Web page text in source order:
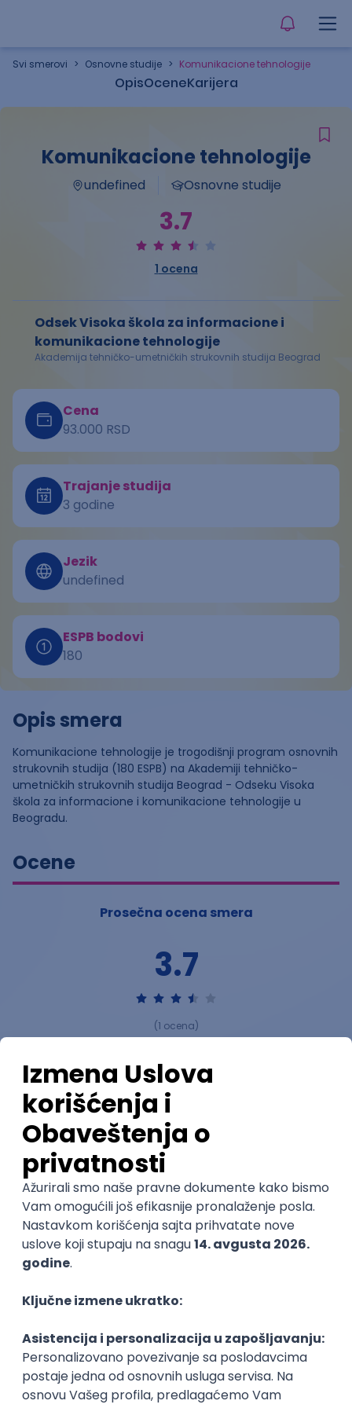
Svi smerovi > Osnovne studije > Komunikacione tehnologije
OpisOceneKarijera
Komunikacione tehnologije
undefined Osnovne studije
3.7
1 ocena
Odsek Visoka škola za informacione i
komunikacione tehnologije
Akademija tehničko-umetničkih strukovnih studija Beograd
Cena
93.000 RSD
Trajanje studija
3 godine
Jezik
undefined
ESPB bodovi
180
Opis smera
Komunikacione tehnologije je trogodišnji program osnovnih
strukovnih studija (180 ESPB) na Akademiji tehničko-
umetničkih strukovnih studija Beograd - Odseku Visoka
škola za informacione i komunikacione tehnologije u
Beogradu.
Ocene
Prosečna ocena smera
3.7
(1 ocena)
Ostavi ocenu
Nastavni kadar
Stečeno znanje
Karijerne mogućnosti
Sve ocene
Student660
Student 1. godine